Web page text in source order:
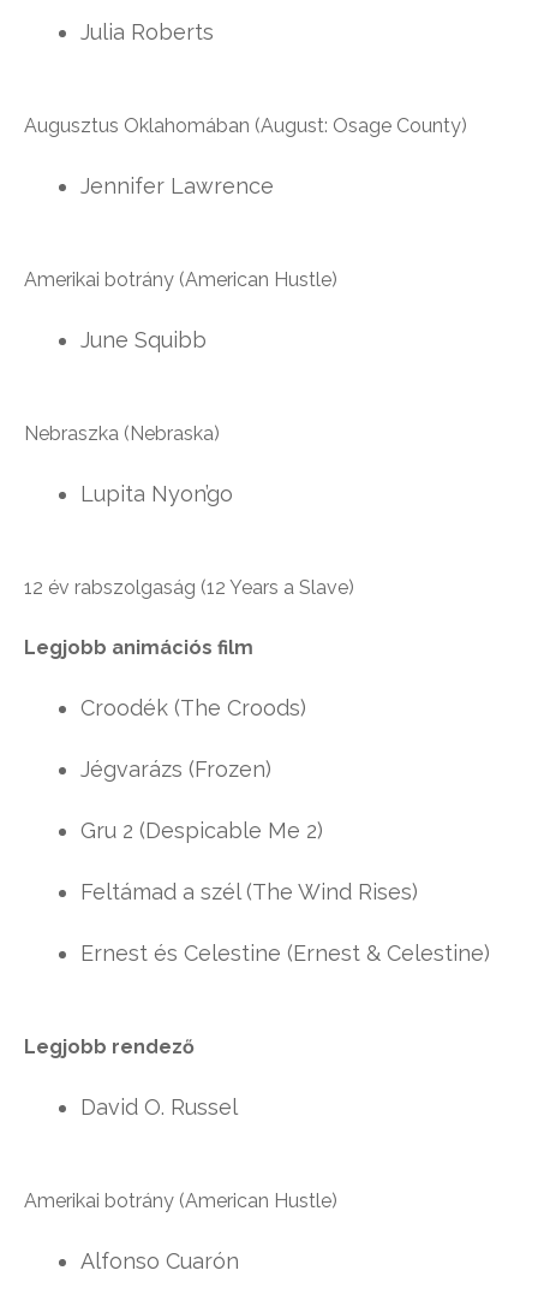
Julia Roberts
Augusztus Oklahomában (August: Osage County)
Jennifer Lawrence
Amerikai botrány (American Hustle)
June Squibb
Nebraszka (Nebraska)
Lupita Nyon’go
12 év rabszolgaság (12 Years a Slave)
Legjobb animációs film
Croodék (The Croods)
Jégvarázs (Frozen)
Gru 2 (Despicable Me 2)
Feltámad a szél (The Wind Rises)
Ernest és Celestine (Ernest & Celestine)
Legjobb rendező
David O. Russel
Amerikai botrány (American Hustle)
Alfonso Cuarón